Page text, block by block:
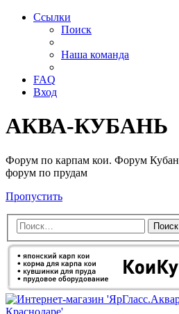
Ссылки
Поиск
Наша команда
FAQ
Вход
АКВА-КУБАНЬ
Форум по карпам кои. Форум
форум по прудам
Пропустить
Поиск